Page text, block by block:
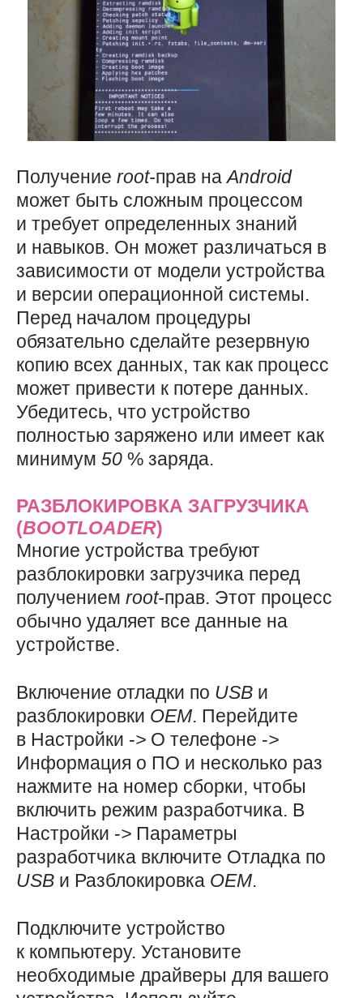
Получение root-прав наAndroid
может быть сложным процессом
и требует определенных знаний
и навыков. Он может различаться в
зависимости от модели устройства
и версии операционной системы.
Перед началом процедуры
обязательно сделайте резервную
копию всех данных, так как процесс
может привести к потере данных.
Убедитесь, что устройство
полностью заряжено или имеет как
минимум 50 % заряда.
РАЗБЛОКИРОВКА ЗАГРУЗЧИКА
(BOOTLOADER)
Многие устройства требуют
разблокировки загрузчика перед
получением root-прав. Этот процесс
обычно удаляет все данные на
устройстве.
Включение отладки по USB и
разблокировки OEM. Перейдите
в Настройки -> О телефоне ->
Информация о ПО и несколько раз
нажмите на номер сборки, чтобы
включить режим разработчика. В
Настройки -> Параметры
разработчика включите Отладка по
USB и Разблокировка OEM.
Подключите устройство
к компьютеру. Установите
необходимые драйверы для вашего